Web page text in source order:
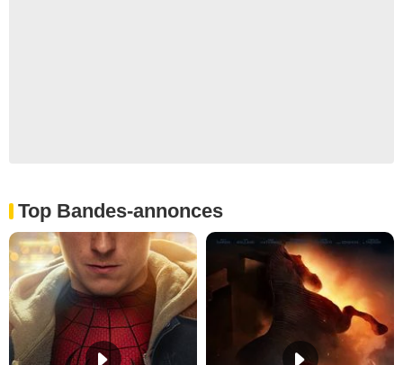
Top Bandes-annonces